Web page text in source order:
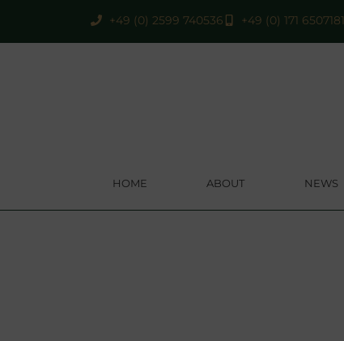
+49 (0) 2599 740536 +49 (0) 171 6507181
HOME ABOUT NEWS